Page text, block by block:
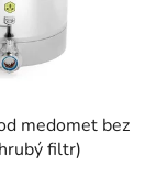
medomet bez
filtr)